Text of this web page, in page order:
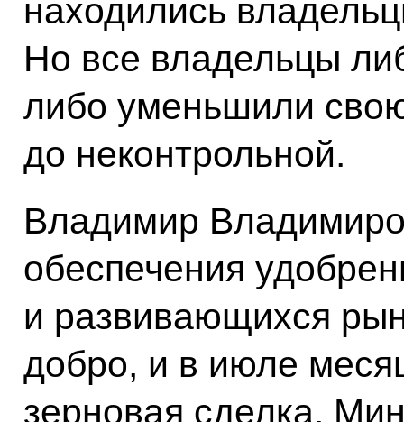
находились
Но все владельцы
либо уменьшили
до неконтрольной.
Владимир
обеспечения
и развивающихся
добро, и в июле
зерновая сделка,